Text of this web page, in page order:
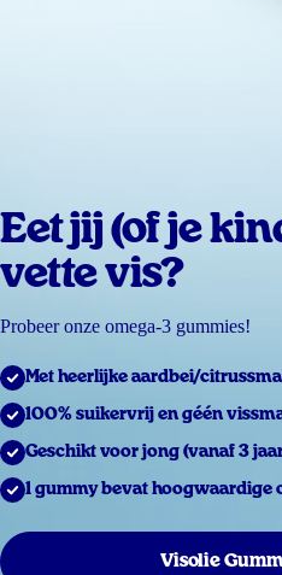
Eet jij (of je
vette vis?
Probeer onze omega-3 gummies!
Met heerlijke aardbei/
100% suikervrij en géén
Geschikt voor jong (vanaf 3
1 gummy bevat hoogwaardige
Visolie